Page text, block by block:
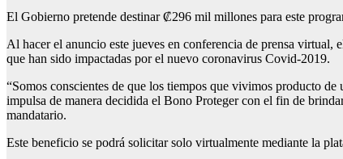
El Gobierno pretende destinar ₡296 mil millones para este
Al hacer el anuncio este jueves en conferencia de prensa virtual,
que han sido impactadas por el nuevo coronavirus Covid-2019.
“Somos conscientes de que los tiempos que vivimos producto
impulsa de manera decidida el Bono Proteger con el fin de
mandatario.
Este beneficio se podrá solicitar solo virtualmente mediante la